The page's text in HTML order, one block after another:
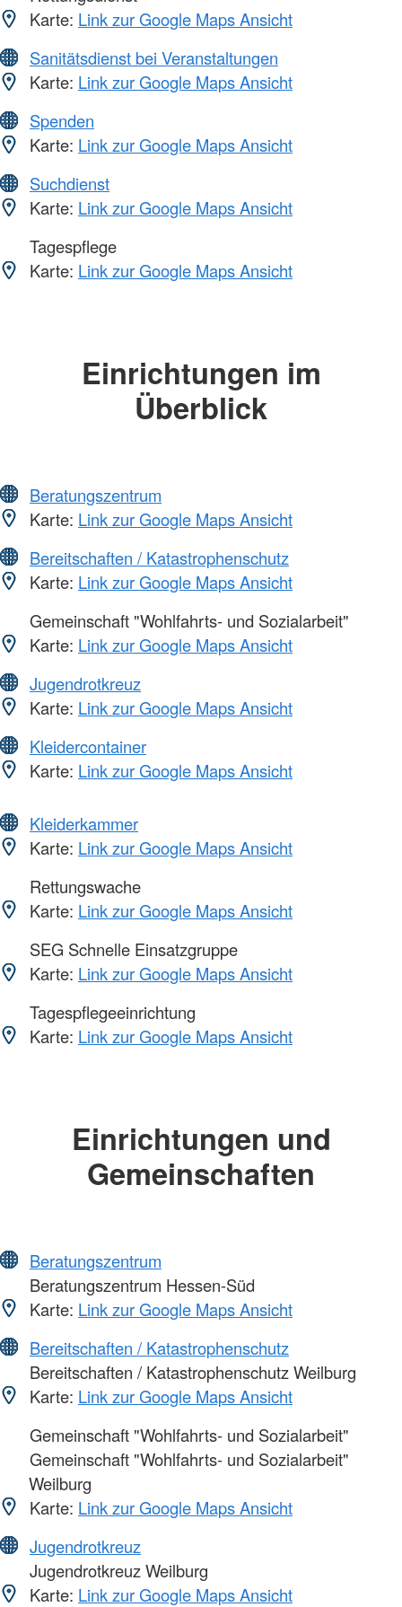
Karte: Link zur Google Maps Ansicht
Sanitätsdienst bei Veranstaltungen
Karte: Link zur Google Maps Ansicht
Spenden
Karte: Link zur Google Maps Ansicht
Suchdienst
Karte: Link zur Google Maps Ansicht
Tagespflege
Karte: Link zur Google Maps Ansicht
Einrichtungen im
Überblick
Beratungszentrum
Karte: Link zur Google Maps Ansicht
Bereitschaften / Katastrophenschutz
Karte: Link zur Google Maps Ansicht
Gemeinschaft "Wohlfahrts- und Sozialarbeit"
Karte: Link zur Google Maps Ansicht
Jugendrotkreuz
Karte: Link zur Google Maps Ansicht
Kleidercontainer
Karte: Link zur Google Maps Ansicht
Kleiderkammer
Karte: Link zur Google Maps Ansicht
Rettungswache
Karte: Link zur Google Maps Ansicht
SEG Schnelle Einsatzgruppe
Karte: Link zur Google Maps Ansicht
Tagespflegeeinrichtung
Karte: Link zur Google Maps Ansicht
Einrichtungen und
Gemeinschaften
Beratungszentrum
Beratungszentrum Hessen-Süd
Karte: Link zur Google Maps Ansicht
Bereitschaften / Katastrophenschutz
Bereitschaften / Katastrophenschutz Weilburg
Karte: Link zur Google Maps Ansicht
Gemeinschaft "Wohlfahrts- und Sozialarbeit"
Gemeinschaft "Wohlfahrts- und Sozialarbeit"
Weilburg
Karte: Link zur Google Maps Ansicht
Jugendrotkreuz
Jugendrotkreuz Weilburg
Karte: Link zur Google Maps Ansicht